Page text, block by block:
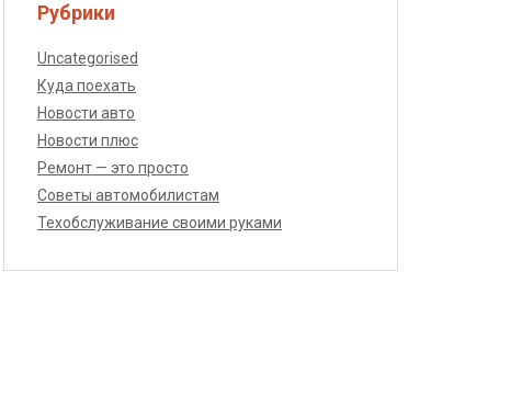
Рубрики
Uncategorised
Куда поехать
Новости авто
Новости плюс
Ремонт — это просто
Советы автомобилистам
Техобслуживание своими руками